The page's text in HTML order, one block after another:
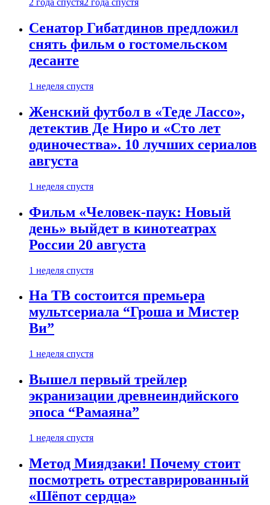
2 года спустя2 года спустя
Сенатор Гибатдинов предложил
снять фильм о гостомельском
десанте
1 неделя спустя
Женский футбол в «Теде Лассо»,
детектив Де Ниро и «Сто лет
одиночества». 10 лучших сериалов
августа
1 неделя спустя
Фильм «Человек-паук: Новый
день» выйдет в кинотеатрах
России 20 августа
1 неделя спустя
На ТВ состоится премьера
мультсериала “Гроша и Мистер
Ви”
1 неделя спустя
Вышел первый трейлер
экранизации древнеиндийского
эпоса “Рамаяна”
1 неделя спустя
Метод Миядзаки! Почему стоит
посмотреть отреставрированный
«Шёпот сердца»